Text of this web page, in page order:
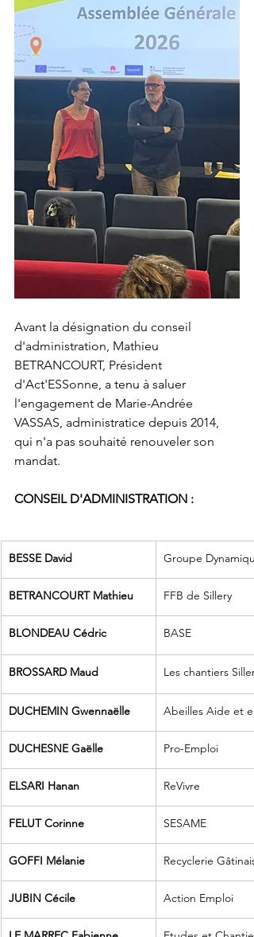
Avant la désignation du conseil
d'administration, Mathieu
BETRANCOURT, Président
d'Act'ESSonne, a tenu à saluer
l'engagement de Marie-Andrée
VASSAS, administratice depuis 2014,
qui n'a pas souhaité renouveler son
mandat.
CONSEIL D'ADMINISTRATION :
BESSE David Groupe Dynamique
BETRANCOURT Mathieu FFB de Sillery
BLONDEAU Cédric BASE
BROSSARD Maud Les chantiers Sillery
DUCHEMIN Gwennaëlle Abeilles Aide et
DUCHESNE Gaëlle Pro-Emploi
ELSARI Hanan ReVivre
FELUT Corinne SESAME
GOFFI Mélanie Recyclerie Gâtinais
JUBIN Cécile Action Emploi